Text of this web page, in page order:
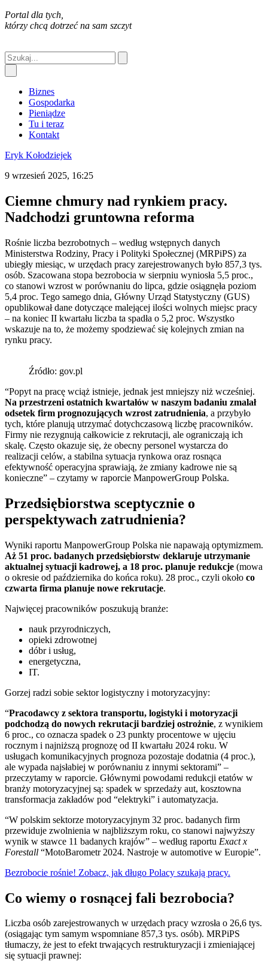
Portal dla tych,
którzy chcą dotrzeć na sam szczyt
Biznes
Gospodarka
Pieniądze
Tu i teraz
Kontakt
Eryk Kołodziejek
9 wrzesień 2025, 16:25
Ciemne chmury nad rynkiem pracy.
Nadchodzi gruntowna reforma
Rośnie liczba bezrobotnych – według wstępnych danych
Ministerstwa Rodziny, Pracy i Polityki Społecznej (MRPiPS) za
ubiegły miesiąc, w urzędach pracy zarejestrowanych było 857,3 tys.
osób. Szacowana stopa bezrobocia w sierpniu wyniosła 5,5 proc.,
co stanowi wzrost w porównaniu do lipca, gdzie osiągnęła poziom
5,4 proc. Tego samego dnia, Główny Urząd Statystyczny (GUS)
opublikował dane dotyczące malejącej ilości wolnych miejsc pracy
– na koniec II kwartału liczba ta spadła o 5,2 proc. Wszystko
wskazuje na to, że możemy spodziewać się kolejnych zmian na
rynku pracy.
Źródło: gov.pl
“Popyt na pracę wciąż istnieje, jednak jest mniejszy niż wcześniej.
Na przestrzeni ostatnich kwartałów w naszym badaniu zmalał
odsetek firm prognozujących wzrost zatrudnienia, a przybyło
tych, które planują utrzymać dotychczasową liczbę pracowników.
Firmy nie rezygnują całkowicie z rekrutacji, ale ograniczają ich
skalę. Często okazuje się, że obecny personel wystarcza do
realizacji celów, a stabilna sytuacja rynkowa oraz rosnąca
efektywność operacyjna sprawiają, że zmiany kadrowe nie są
konieczne” – czytamy w raporcie ManpowerGroup Polska.
Przedsiębiorstwa sceptycznie o
perspektywach zatrudnienia?
Wyniki raportu ManpowerGroup Polska nie napawają optymizmem.
Aż 51 proc. badanych przedsiębiorstw deklaruje utrzymanie
aktualnej sytuacji kadrowej, a 18 proc. planuje redukcje (mowa
o okresie od października do końca roku). 28 proc., czyli około co
czwarta firma planuje nowe rekrutacje.
Najwięcej pracowników poszukują branże:
nauk przyrodniczych,
opieki zdrowotnej
dóbr i usług,
energetyczna,
IT.
Gorzej radzi sobie sektor logistyczny i motoryzacyjny:
“Pracodawcy z sektora transportu, logistyki i motoryzacji
podchodzą do nowych rekrutacji bardziej ostrożnie, z wynikiem
6 proc., co oznacza spadek o 23 punkty procentowe w ujęciu
rocznym i najniższą prognozę od II kwartału 2024 roku. W
usługach komunikacyjnych prognoza pozostaje dodatnia (4 proc.),
ale wypada najsłabiej w porównaniu z innymi sektorami” –
przeczytamy w raporcie. Głównymi powodami redukcji etatów w
branży motoryzacyjnej są: spadek w sprzedaży aut, kosztowna
transformacja zakładów pod “elektryki” i automatyzacja.
“W polskim sektorze motoryzacyjnym 32 proc. badanych firm
przewiduje zwolnienia w najbliższym roku, co stanowi najwyższy
wynik w stawce 11 badanych krajów” – według raportu Exact x
Forestall “MotoBarometr 2024. Nastroje w automotive w Europie”.
Bezrobocie rośnie! Zobacz, jak długo Polacy szukają pracy.
Co wiemy o rosnącej fali bezrobocia?
Liczba osób zarejestrowanych w urzędach pracy wzrosła o 26,6 tys.
(osiągając tym samym wspomniane 857,3 tys. osób). MRPiPS
tłumaczy, że jest to efekt trwających restrukturyzacji i zmieniającej
się sytuacji prawnej: